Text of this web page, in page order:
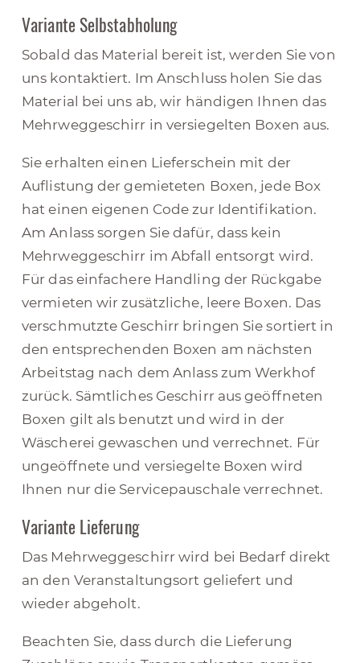
Variante Selbstabholung
Sobald das Material bereit ist, werden Sie von
uns kontaktiert. Im Anschluss holen Sie das
Material bei uns ab, wir händigen Ihnen das
Mehrweggeschirr in versiegelten Boxen aus.
Sie erhalten einen Lieferschein mit der
Auflistung der gemieteten Boxen, jede Box
hat einen eigenen Code zur Identifikation.
Am Anlass sorgen Sie dafür, dass kein
Mehrweggeschirr im Abfall entsorgt wird.
Für das einfachere Handling der Rückgabe
vermieten wir zusätzliche, leere Boxen. Das
verschmutzte Geschirr bringen Sie sortiert in
den entsprechenden Boxen am nächsten
Arbeitstag nach dem Anlass zum Werkhof
zurück. Sämtliches Geschirr aus geöffneten
Boxen gilt als benutzt und wird in der
Wäscherei gewaschen und verrechnet. Für
ungeöffnete und versiegelte Boxen wird
Ihnen nur die Servicepauschale verrechnet.
Variante Lieferung
Das Mehrweggeschirr wird bei Bedarf direkt
an den Veranstaltungsort geliefert und
wieder abgeholt.
Beachten Sie, dass durch die Lieferung